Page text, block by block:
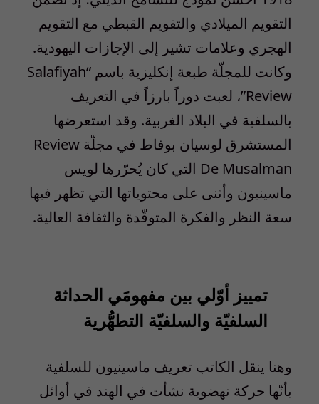
التقويم الميلادي والتقويم القبطي مع التقويم
الهجري وعلامات تشير إلى الإجازات اليهودية.
وكانت للمجلّة طبعة إنكليزية باسم “Salafiyah
Review”، لعبت دوراً بارزاً في التعريف
بالسلفية في البلاد الغربية. وقد استعرضها
المستشرق لوسيان بوفاط في مجلّة Review
De Musalman التي كان يُحرّرها لويس
ماسينيون وأثنى على محتوياتها التي تظهر فيها
سعة النظر والفكرة المتوقّدة والثقافة العالية.
تمييز أوّلي بين مفهومَي الحداثة
السلفيّة والسلفيّة التطهُّرية
وهنا ينقل الكاتب تعريف ماسينيون للسلفية
بأنّها حركة نهضوية نشأت في الهند في أوائل